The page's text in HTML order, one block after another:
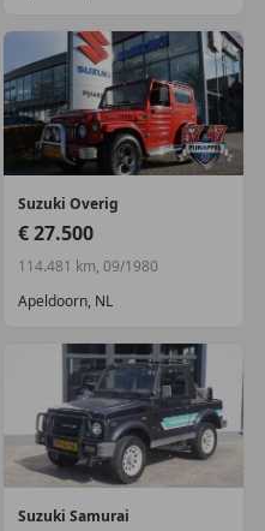
Suzuki Overig
€ 27.500
114.481 km, 09/1980
Apeldoorn, NL
Suzuki Samurai